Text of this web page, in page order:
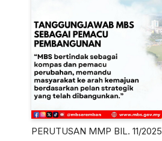
PERUTUSAN MMP BIL. 11/2025